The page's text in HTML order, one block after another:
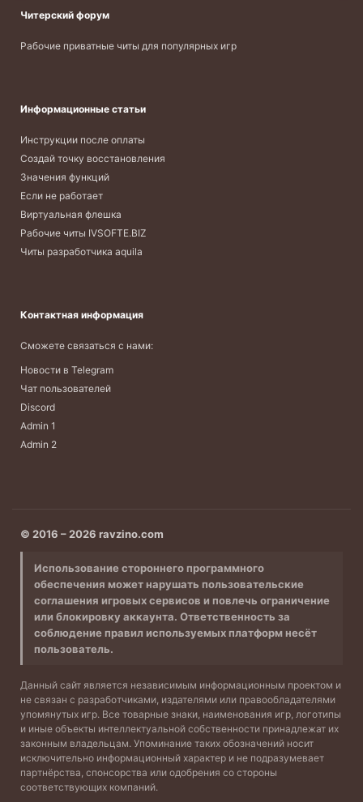
Читерский форум
Рабочие приватные читы для популярных игр
Информационные статьи
Инструкции после оплаты
Создай точку восстановления
Значения функций
Если не работает
Виртуальная флешка
Рабочие читы IVSOFTE.BIZ
Читы разработчика aquila
Контактная информация
Сможете связаться с нами:
Новости в Telegram
Чат пользователей
Discord
Admin 1
Admin 2
© 2016 – 2026 ravzino.com
Использование стороннего программного
обеспечения может нарушать пользовательские
соглашения игровых сервисов и повлечь ограничение
или блокировку аккаунта. Ответственность за
соблюдение правил используемых платформ несёт
пользователь.
Данный сайт является независимым информационным проектом и
не связан с разработчиками, издателями или правообладателями
упомянутых игр. Все товарные знаки, наименования игр, логотипы
и иные объекты интеллектуальной собственности принадлежат их
законным владельцам. Упоминание таких обозначений носит
исключительно информационный характер и не подразумевает
партнёрства, спонсорства или одобрения со стороны
соответствующих компаний.